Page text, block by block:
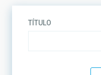
TÍTULO